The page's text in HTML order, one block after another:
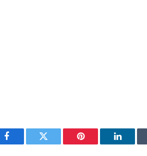
Facebook Twitter Pinterest
O